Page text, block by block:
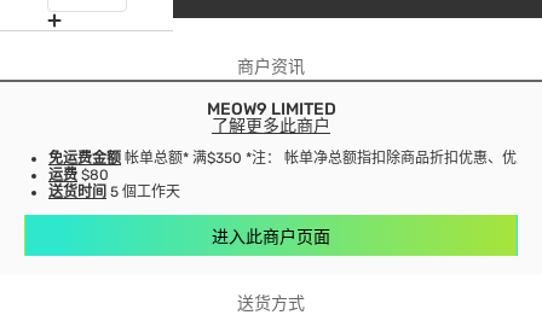
商户资讯
MEOW9 LIMITED
了解更多此商户
免运费金额 帐单总额* 满$350 *注： 帐单净总额指扣除商品折扣优惠、优惠
运费 $80
送货时间 5 個工作天
进入此商户页面
送货方式